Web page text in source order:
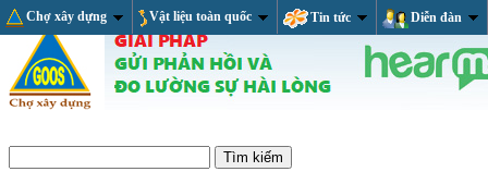
Chợ xây dựng Vật liệu toàn quốc Tin tức Diễn đàn